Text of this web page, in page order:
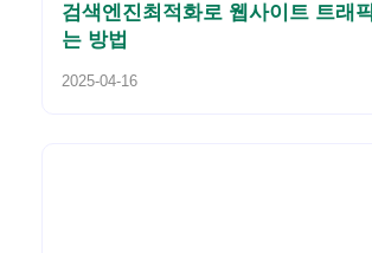
검색엔진최적화로 웹사이트 트래
는 방법
2025-04-16